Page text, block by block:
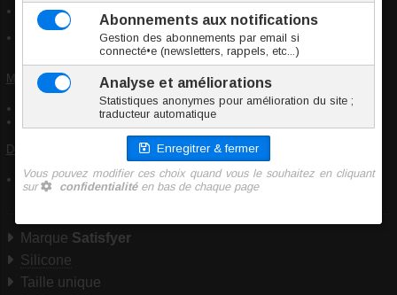
Ne pas stocker en contact avec un autre objet (idéalement dans du
tissu)
Pour un stockage prolongé, poudrer avec de la fécule de maïs, laver
avant utilisation
Mise en garde de sécurité :
Article pour adultes, ne convient pas aux enfants
En cas de douleur, cesser immédiatement l'utilisation
Déclaration de conformité :
Article conforme aux normes de sécurité en vigueur concernant les
substances dangereuses
Marque Satisfyer
Silicone
Taille unique